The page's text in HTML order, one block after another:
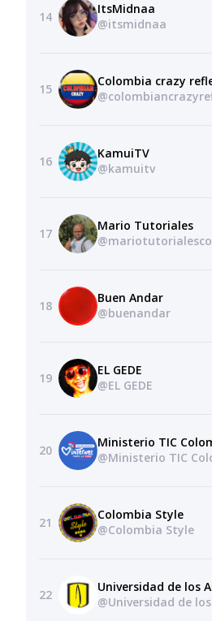
14
ItsMidnaa
@itsmidnaa
15
16
KamuiTV
@kamuitv
17
Mario Tutoriales
@mariotutorialesco
18
Buen Andar
@buenandar
19
EL GEDE
@EL GEDE
20
21
Colombia Style
@Colombia Style
22